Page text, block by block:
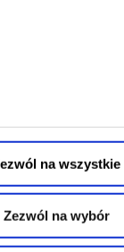
na wszystkie
Zezwól na wybór
dystrybutora
W przypadku